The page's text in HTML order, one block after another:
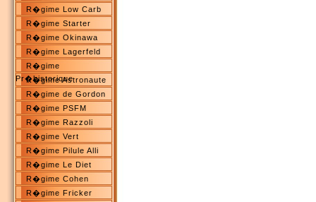
R�gime Low Carb
R�gime Starter
R�gime Okinawa
R�gime Lagerfeld
R�gime
Pr�historique
R�gime Astronaute
R�gime de Gordon
R�gime PSFM
R�gime Razzoli
R�gime Vert
R�gime Pilule Alli
R�gime Le Diet
R�gime Cohen
R�gime Fricker